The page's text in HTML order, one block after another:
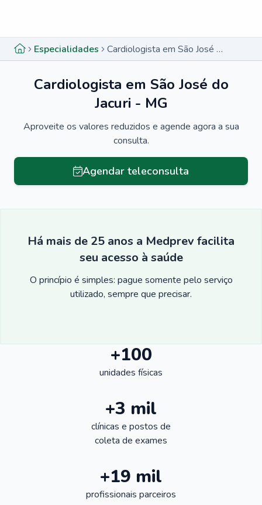
Especialidades Cardiologista em São José do Jacuri - MG
Cardiologista em São José do
Jacuri - MG
Aproveite os valores reduzidos e agende agora a sua
consulta.
Agendar teleconsulta
Há mais de 25 anos a Medprev facilita
seu acesso à saúde
O princípio é simples: pague somente pelo serviço
utilizado, sempre que precisar.
+100
unidades físicas
+3 mil
clínicas e postos de
coleta de exames
+19 mil
profissionais parceiros